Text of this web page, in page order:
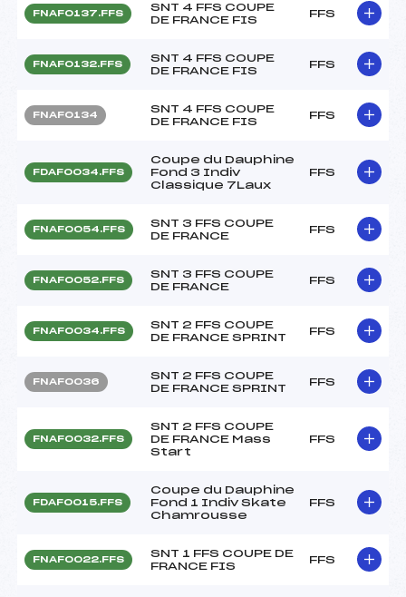
FNAF0137.FFS
SNT 4 FFS COUPE
DE FRANCE FIS
FFS
FNAF0132.FFS
SNT 4 FFS COUPE
DE FRANCE FIS
FFS
FNAF0134
SNT 4 FFS COUPE
DE FRANCE FIS
FFS
FDAF0034.FFS
Coupe du Dauphine
Fond 3 Indiv
Classique 7Laux
FFS
FNAF0054.FFS
SNT 3 FFS COUPE
DE FRANCE
FFS
FNAF0052.FFS
SNT 3 FFS COUPE
DE FRANCE
FFS
FNAF0034.FFS
SNT 2 FFS COUPE
DE FRANCE SPRINT
FFS
FNAF0036
SNT 2 FFS COUPE
DE FRANCE SPRINT
FFS
FNAF0032.FFS
SNT 2 FFS COUPE
DE FRANCE Mass
Start
FFS
FDAF0015.FFS
Coupe du Dauphine
Fond 1 Indiv Skate
Chamrousse
FFS
FNAF0022.FFS
SNT 1 FFS COUPE DE
FRANCE FIS
FFS